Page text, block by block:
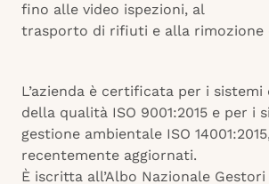
fino alle video ispezioni, al
trasporto di rifiuti e alla rimozione
L’azienda è certificata per i sistemi
della qualità ISO 9001:2015 e per i
gestione ambientale ISO
recentemente aggiornati.
È iscritta all’Albo Nazionale